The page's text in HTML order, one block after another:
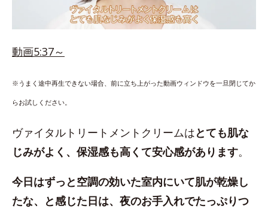
動画5:37～
※うまく途中再生できない場合、前に立ち上がった動画ウィンドウを一旦閉じてか
らお試しください。
ヴァイタルトリートメントクリームはとても肌な
じみがよく、保湿感も高くて安心感があります。
今日はずっと空調の効いた室内にいて肌が乾燥し
たな、と感じた日は、夜のお手入れでたっぷりつ